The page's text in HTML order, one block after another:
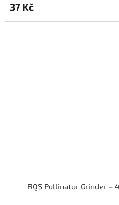
37 Kč
RQS Pollinator Grinder –